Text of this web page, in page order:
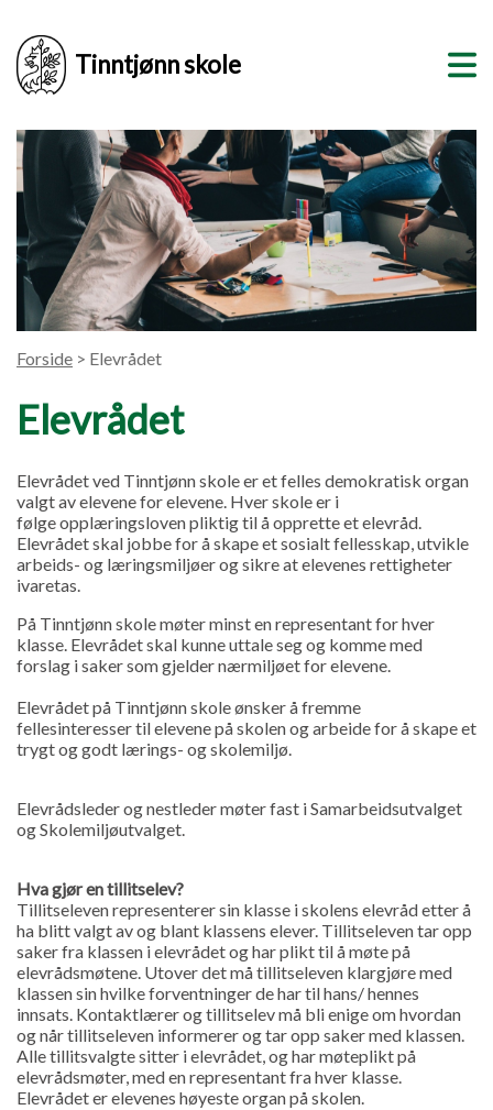
Tinntjønn skole
Forside > Elevrådet
Elevrådet
Elevrådet ved Tinntjønn skole er et felles demokratisk organ
valgt av elevene for elevene. Hver skole er i
følge opplæringsloven pliktig til å opprette et elevråd.
Elevrådet skal jobbe for å skape et sosialt fellesskap, utvikle
arbeids- og læringsmiljøer og sikre at elevenes rettigheter
ivaretas.
På Tinntjønn skole møter minst en representant for hver
klasse. Elevrådet skal kunne uttale seg og komme med
forslag i saker som gjelder nærmiljøet for elevene.
Elevrådet på Tinntjønn skole ønsker å fremme
fellesinteresser til elevene på skolen og arbeide for å skape et
trygt og godt lærings- og skolemiljø.
Elevrådsleder og nestleder møter fast i Samarbeidsutvalget
og Skolemiljøutvalget.
Hva gjør en tillitselev?
Tillitseleven representerer sin klasse i skolens elevråd etter å
ha blitt valgt av og blant klassens elever. Tillitseleven tar opp
saker fra klassen i elevrådet og har plikt til å møte på
elevrådsmøtene. Utover det må tillitseleven klargjøre med
klassen sin hvilke forventninger de har til hans/ hennes
innsats. Kontaktlærer og tillitselev må bli enige om hvordan
og når tillitseleven informerer og tar opp saker med klassen.
Alle tillitsvalgte sitter i elevrådet, og har møteplikt på
elevrådsmøter, med en representant fra hver klasse.
Elevrådet er elevenes høyeste organ på skolen.